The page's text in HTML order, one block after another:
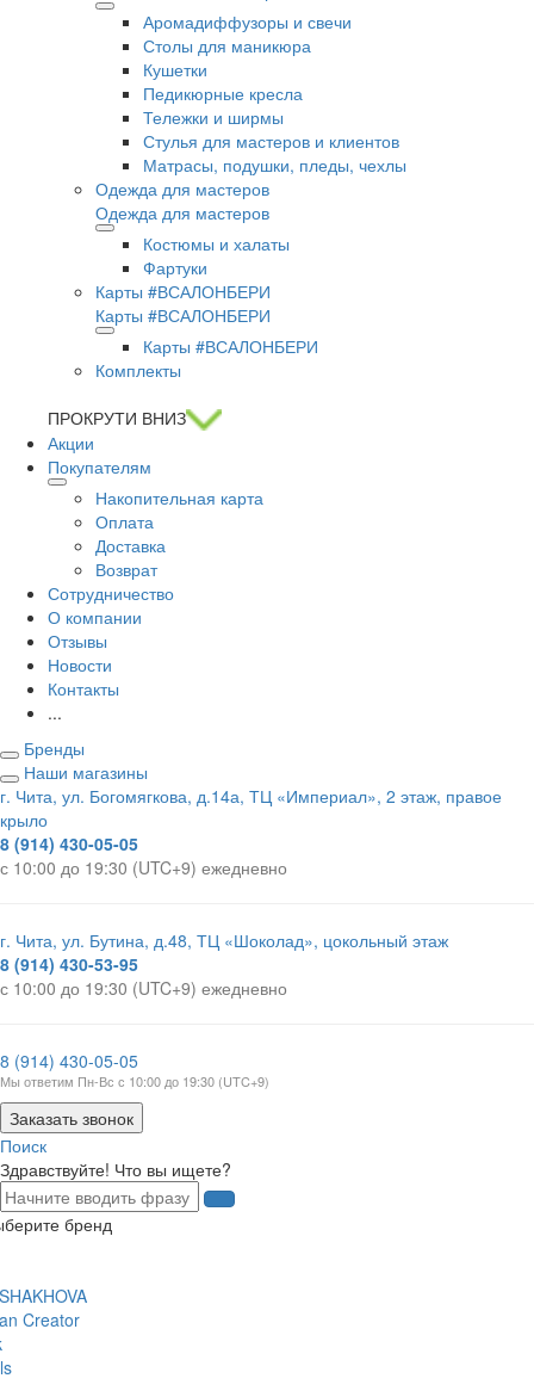
Аромадиффузоры и свечи
Столы для маникюра
Кушетки
Педикюрные кресла
Тележки и ширмы
Стулья для мастеров и клиентов
Матрасы, подушки, пледы, чехлы
Одежда для мастеров
Одежда для мастеров
Костюмы и халаты
Фартуки
Карты #ВСАЛОНБЕРИ
Карты #ВСАЛОНБЕРИ
Карты #ВСАЛОНБЕРИ
Комплекты
ПРОКРУТИ ВНИЗ
Акции
Покупателям
Накопительная карта
Оплата
Доставка
Возврат
Сотрудничество
О компании
Отзывы
Новости
Контакты
...
Бренды
Наши магазины
г. Чита, ул. Богомягкова, д.14а, ТЦ «Империал», 2 этаж, правое
крыло
8 (914) 430-05-05
с 10:00 до 19:30 (UTC+9) ежедневно
г. Чита, ул. Бутина, д.48, ТЦ «Шоколад», цокольный этаж
8 (914) 430-53-95
с 10:00 до 19:30 (UTC+9) ежедневно
8 (914) 430-05-05
Мы ответим Пн-Вс с 10:00 до 19:30 (UTC+9)
Заказать звонок
Поиск
Здравствуйте! Что вы ищете?
бренд
Creator